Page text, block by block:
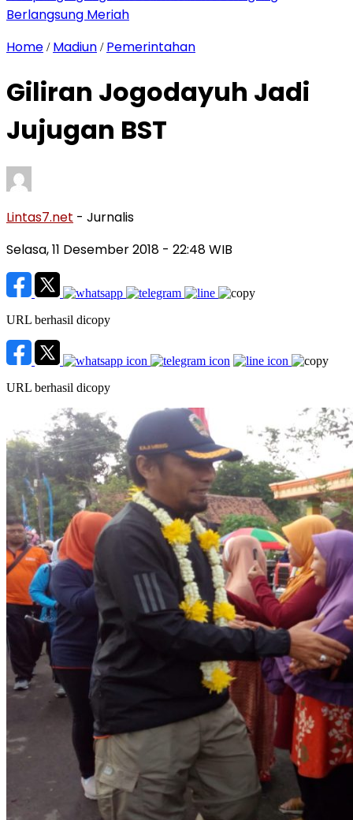
Berlangsung Meriah
Home / Madiun / Pemerintahan
Giliran Jogodayuh Jadi
Jujugan BST
Lintas7.net - Jurnalis
Selasa, 11 Desember 2018 - 22:48 WIB
URL berhasil dicopy
URL berhasil dicopy